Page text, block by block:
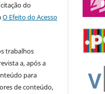
do
O Efeito do Acesso
trabalhos
a, após a
para
de conteúdo,